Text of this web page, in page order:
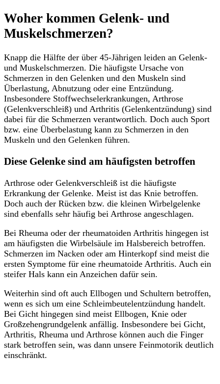
Woher kommen Gelenk- und
Muskelschmerzen?
Knapp die Hälfte der über 45-Jährigen leiden an Gelenk-
und Muskelschmerzen. Die häufigste Ursache von
Schmerzen in den Gelenken und den Muskeln sind
Überlastung, Abnutzung oder eine Entzündung.
Insbesondere Stoffwechselerkrankungen, Arthrose
(Gelenkverschleiß) und Arthritis (Gelenkentzündung) sind
dabei für die Schmerzen verantwortlich. Doch auch Sport
bzw. eine Überbelastung kann zu Schmerzen in den
Muskeln und den Gelenken führen.
Diese Gelenke sind am häufigsten betroffen
Arthrose oder Gelenkverschleiß ist die häufigste
Erkrankung der Gelenke. Meist ist das Knie betroffen.
Doch auch der Rücken bzw. die kleinen Wirbelgelenke
sind ebenfalls sehr häufig bei Arthrose angeschlagen.
Bei Rheuma oder der rheumatoiden Arthritis hingegen ist
am häufigsten die Wirbelsäule im Halsbereich betroffen.
Schmerzen im Nacken oder am Hinterkopf sind meist die
ersten Symptome für eine rheumatoide Arthritis. Auch ein
steifer Hals kann ein Anzeichen dafür sein.
Weiterhin sind oft auch Ellbogen und Schultern betroffen,
wenn es sich um eine Schleimbeutelentzündung handelt.
Bei Gicht hingegen sind meist Ellbogen, Knie oder
Großzehengrundgelenk anfällig. Insbesondere bei Gicht,
Arthritis, Rheuma und Arthrose können auch die Finger
stark betroffen sein, was dann unsere Feinmotorik deutlich
einschränkt.